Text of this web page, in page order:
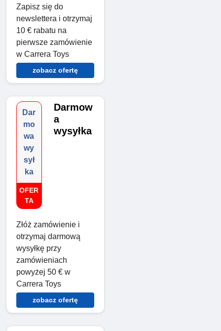
Zapisz się do
newslettera i otrzymaj
10 € rabatu na
pierwsze zamówienie
w Carrera Toys
zobacz ofertę
Dar
mo
wa
wy
sył
ka
OFER
TA
Darmow
a
wysyłka
Złóż zamówienie i
otrzymaj darmową
wysyłkę przy
zamówieniach
powyżej 50 € w
Carrera Toys
zobacz ofertę